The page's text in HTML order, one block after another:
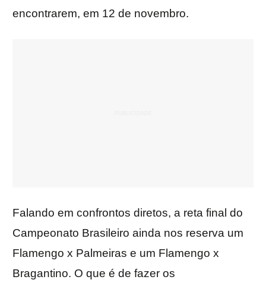
encontrarem, em 12 de novembro.
Falando em confrontos diretos, a reta final do
Campeonato Brasileiro ainda nos reserva um
Flamengo x Palmeiras e um Flamengo x
Bragantino. O que é de fazer os